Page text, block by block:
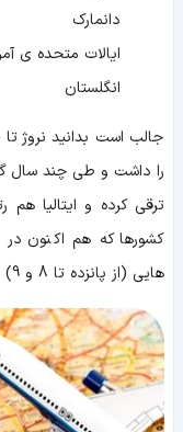
دانمارک
ایالات متحده ی
انگلستان
جالب است بدانید نروژ
را داشت و طی چند سال
ترقی کرده و ایتالیا
کشورها که هم اکنون
هایی (از پانزده تا 8 و 9) داشته اند.